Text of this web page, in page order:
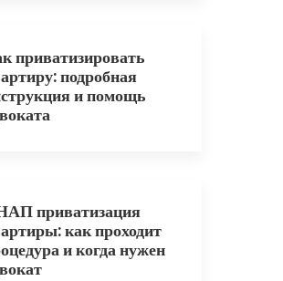
приватизировать
подробная
и помощь
приватизация
как проходит
и когда нужен